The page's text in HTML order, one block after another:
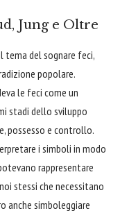
Jung e Oltre
del sognare feci,
popolare.
le feci come un
stadi dello sviluppo
possesso e controllo.
i simboli in modo
rappresentare
stessi che necessitano
anche simboleggiare